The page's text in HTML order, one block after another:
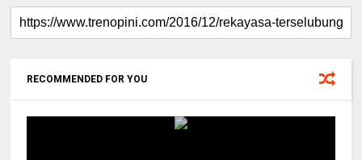
RECOMMENDED FOR YOU